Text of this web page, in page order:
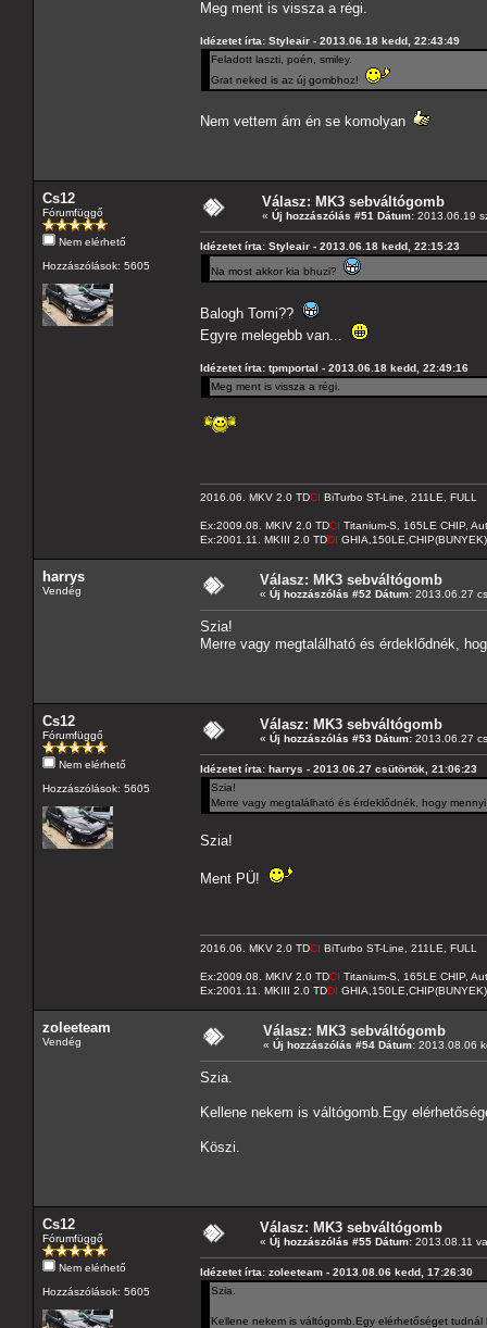
Meg ment is vissza a régi.
Idézetet írta: Styleair - 2013.06.18 kedd, 22:43:49
Feladott laszti, poén, smiley.
Grat neked is az új gombhoz!
Nem vettem ám én se komolyan
Cs12
Fórumfüggő
Nem elérhető
Hozzászólások: 5605
Válasz: MK3 sebváltógomb
« Új hozzászólás #51 Dátum: 2013.06.19
Idézetet írta: Styleair - 2013.06.18 kedd, 22:15:23
Na most akkor kia bhuzi?
Balogh Tomi??
Egyre melegebb van...
Idézetet írta: tpmportal - 2013.06.18 kedd, 22:49:16
Meg ment is vissza a régi.
2016.06. MKV 2.0 TDCI BiTurbo ST-Line, 211LE, FULL
Ex:2009.08. MKIV 2.0 TDCI Titanium-S, 165LE CHIP,
Ex:2001.11. MKIII 2.0 TDDI
harrys
Vendég
Válasz: MK3 sebváltógomb
« Új hozzászólás #52 Dátum: 2013.06.27
Szia!
Merre vagy megtalálható és érdeklődnék,
Cs12
Fórumfüggő
Nem elérhető
Hozzászólások: 5605
Válasz: MK3 sebváltógomb
« Új hozzászólás #53 Dátum: 2013.06.27
Idézetet írta: harrys - 2013.06.27 csütörtök, 21:06:23
Szia!
Merre vagy megtalálható és érdeklődnék, hogy
Szia!
Ment PÜ!
2016.06. MKV 2.0 TDCI BiTurbo ST-Line, 211LE, FULL
Ex:2009.08. MKIV 2.0 TDCI Titanium-S, 165LE CHIP,
Ex:2001.11. MKIII 2.0 TDDI
zoleeteam
Vendég
Válasz: MK3 sebváltógomb
« Új hozzászólás #54 Dátum: 2013.08.06
Szia.
Kellene nekem is váltógomb.Egy
Köszi.
Cs12
Fórumfüggő
Nem elérhető
Hozzászólások: 5605
Válasz: MK3 sebváltógomb
« Új hozzászólás #55 Dátum: 2013.08.11
Idézetet írta: zoleeteam - 2013.08.06 kedd, 17:26:30
Szia.
Kellene nekem is váltógomb.Egy elérhetőséget tudnál